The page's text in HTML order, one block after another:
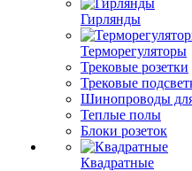
Гирлянды
Терморегуляторы
Трековые розетки
Трековые
Шинопроводы для
Теплые полы
Блоки розеток
Квадратные